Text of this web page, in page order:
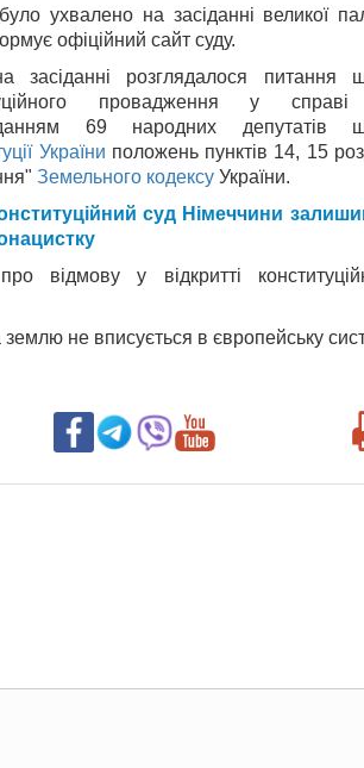
ухвалено на засіданні великої
офіційний сайт суду.
засіданні розглядалося питання
провадження у
69 народних депутатів
України положень пунктів 14, 15
Земельного кодексу України.
суд Німеччини
відмову у відкритті
не вписується в європейську